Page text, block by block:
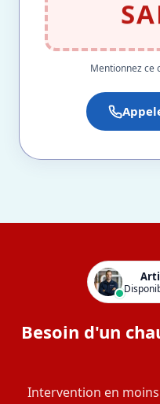
Mentionnez ce
Besoin d'un
Intervention en